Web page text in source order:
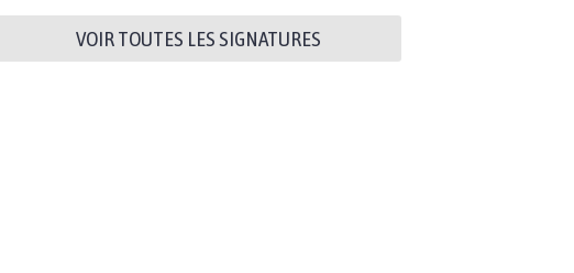
VOIR TOUTES LES SIGNATURES